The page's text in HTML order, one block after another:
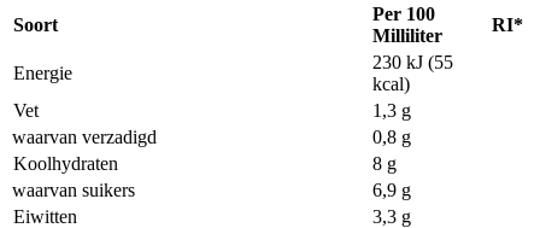
Soort
Per 100
Milliliter
RI*
Energie
230 kJ (55
kcal)
Vet
1,3 g
waarvan verzadigd
0,8 g
Koolhydraten
8 g
waarvan suikers
6,9 g
Eiwitten
3,3 g